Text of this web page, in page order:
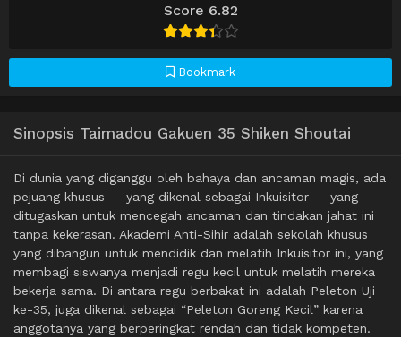
Score 6.82
Bookmark
Sinopsis Taimadou Gakuen 35 Shiken Shoutai
Di dunia yang diganggu oleh bahaya dan ancaman magis, ada
pejuang khusus — yang dikenal sebagai Inkuisitor — yang
ditugaskan untuk mencegah ancaman dan tindakan jahat ini
tanpa kekerasan. Akademi Anti-Sihir adalah sekolah khusus
yang dibangun untuk mendidik dan melatih Inkuisitor ini, yang
membagi siswanya menjadi regu kecil untuk melatih mereka
bekerja sama. Di antara regu berbakat ini adalah Peleton Uji
ke-35, juga dikenal sebagai “Peleton Goreng Kecil” karena
anggotanya yang berperingkat rendah dan tidak kompeten.